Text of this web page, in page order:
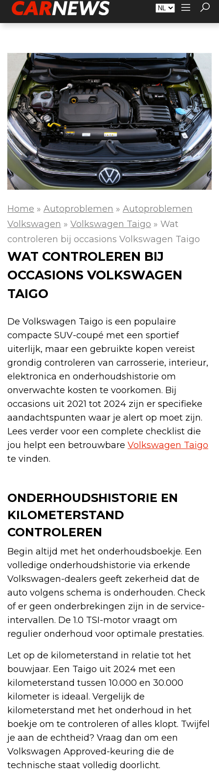
Adverteren Over Carnews.nl Contact
Home » Autoproblemen » Autoproblemen
Volkswagen » Volkswagen Taigo » Wat
controleren bij occasions Volkswagen Taigo
WAT CONTROLEREN BIJ
OCCASIONS VOLKSWAGEN
TAIGO
De Volkswagen Taigo is een populaire
compacte SUV-coupé met een sportief
uiterlijk, maar een gebruikte kopen vereist
grondig controleren van carrosserie, interieur,
elektronica en onderhoudshistorie om
onverwachte kosten te voorkomen. Bij
occasions uit 2021 tot 2024 zijn er specifieke
aandachtspunten waar je alert op moet zijn.
Lees verder voor een complete checklist die
jou helpt een betrouwbare Volkswagen Taigo
te vinden.
ONDERHOUDSHISTORIE EN
KILOMETERSTAND
CONTROLEREN
Begin altijd met het onderhoudsboekje. Een
volledige onderhoudshistorie via erkende
Volkswagen-dealers geeft zekerheid dat de
auto volgens schema is onderhouden. Check
of er geen onderbrekingen zijn in de service-
intervallen. De 1.0 TSI-motor vraagt om
regulier onderhoud voor optimale prestaties.
Let op de kilometerstand in relatie tot het
bouwjaar. Een Taigo uit 2024 met een
kilometerstand tussen 10.000 en 30.000
kilometer is ideaal. Vergelijk de
kilometerstand met het onderhoud in het
boekje om te controleren of alles klopt. Twijfel
je aan de echtheid? Vraag dan om een
Volkswagen Approved-keuring die de
technische staat volledig doorlicht.